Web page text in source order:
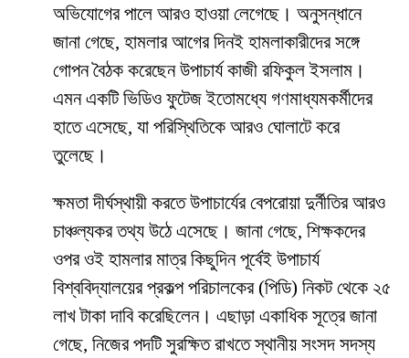
অভিযোগের পালে আরও হাওয়া লেগেছে। অনুসন্ধানে
জানা গেছে, হামলার আগের দিনই হামলাকারীদের সঙ্গে
গোপন বৈঠক করেছেন উপাচার্য কাজী রফিকুল ইসলাম।
এমন একটি ভিডিও ফুটেজ ইতোমধ্যে গণমাধ্যমকর্মীদের
হাতে এসেছে, যা পরিস্থিতিকে আরও ঘোলাটে করে
তুলেছে।
​ক্ষমতা দীর্ঘস্থায়ী করতে উপাচার্যের বেপরোয়া দুর্নীতির আরও
চাঞ্চল্যকর তথ্য উঠে এসেছে। জানা গেছে, শিক্ষকদের
ওপর ওই হামলার মাত্র কিছুদিন পূর্বেই উপাচার্য
বিশ্ববিদ্যালয়ের প্রকল্প পরিচালকের (পিডি) নিকট থেকে ২৫
লাখ টাকা দাবি করেছিলেন। এছাড়া একাধিক সূত্রে জানা
গেছে, নিজের পদটি সুরক্ষিত রাখতে স্থানীয় সংসদ সদস্য